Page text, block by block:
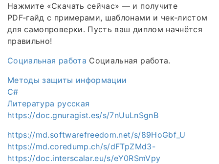
Нажмите «Скачать сейчас» — и получите
PDF‑гайд с примерами, шаблонами и чек‑листом
для самопроверки. Пусть ваш диплом начнётся
правильно!
Социальная работа Социальная работа.
Методы защиты информации
C#
Литература русская
https://doc.gnuragist.es/s/7nUuLnSgnB
https://md.softwarefreedom.net/s/89HoGbf_U
https://md.coredump.ch/s/dFTpZMd3-
https://doc.interscalar.eu/s/eY0RSmVpy